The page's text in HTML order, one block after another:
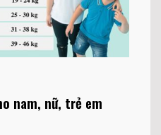
nam, nữ, trẻ em